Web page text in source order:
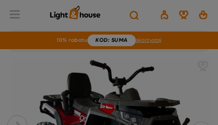
10% rabatu KOD: SUMA skorzystaj